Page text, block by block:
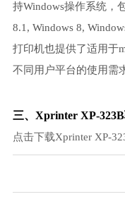
持Windows操作系统，
8.1, Windows 8,
打印机也提供了适用于
不同用户平台的使用需
三、Xprinter XP-
点击下载Xprinter XP-